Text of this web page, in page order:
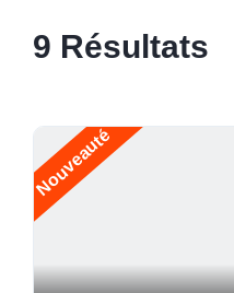
9 Résultats
Nouveauté